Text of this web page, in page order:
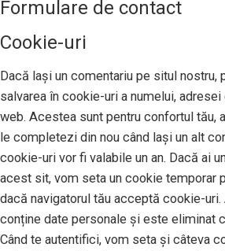
Formulare de contact
Cookie-uri
Dacă lași un comentariu pe situl nostru,
salvarea în cookie-uri a numelui,
web. Acestea sunt pentru confortul tău,
le completezi din nou când lași un alt
cookie-uri vor fi valabile un an. Dacă ai
acest sit, vom seta un cookie temporar
dacă navigatorul tău acceptă cookie-
conține date personale și este eliminat
Când te autentifici, vom seta și câteva